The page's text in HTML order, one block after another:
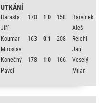
UTKÁNÍ
Harašta
Jiří
170 1:0 158
Barvínek
Aleš
Koumar
Miroslav
163 0:1 208
Reichl
Jan
Konečný
Pavel
178 1:0 166
Veselý
Milan